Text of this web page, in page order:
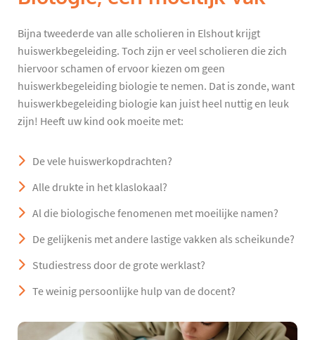
Bijna tweederde van alle scholieren in Elshout krijgt
huiswerkbegeleiding. Toch zijn er veel scholieren die zich
hiervoor schamen of ervoor kiezen om geen
huiswerkbegeleiding biologie te nemen. Dat is zonde, want
huiswerkbegeleiding biologie kan juist heel nuttig en leuk
zijn! Heeft uw kind ook moeite met:
De vele huiswerkopdrachten?
Alle drukte in het klaslokaal?
Al die biologische fenomenen met moeilijke namen?
De gelijkenis met andere lastige vakken als scheikunde?
Studiestress door de grote werklast?
Te weinig persoonlijke hulp van de docent?